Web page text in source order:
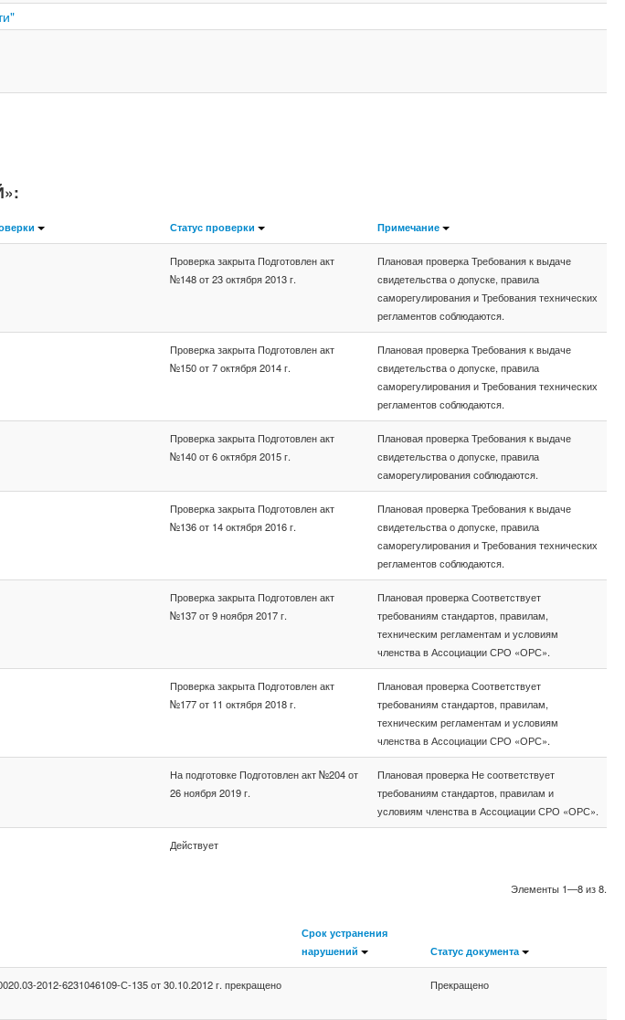
Статус проверки Примечание
Проверка закрыта Подготовлен акт
№148 от 23 октября 2013 г.
Плановая проверка Требования к выдаче
свидетельства о допуске, правила
саморегулирования и Требования технических
регламентов соблюдаются.
Проверка закрыта Подготовлен акт
№150 от 7 октября 2014 г.
Плановая проверка Требования к выдаче
свидетельства о допуске, правила
саморегулирования и Требования технических
регламентов соблюдаются.
Проверка закрыта Подготовлен акт
№140 от 6 октября 2015 г.
Плановая проверка Требования к выдаче
свидетельства о допуске, правила
саморегулирования соблюдаются.
Проверка закрыта Подготовлен акт
№136 от 14 октября 2016 г.
Плановая проверка Требования к выдаче
свидетельства о допуске, правила
саморегулирования и Требования технических
регламентов соблюдаются.
Проверка закрыта Подготовлен акт
№137 от 9 ноября 2017 г.
Плановая проверка Соответствует
требованиям стандартов, правилам,
техническим регламентам и условиям
членства в Ассоциации СРО «ОРС».
Проверка закрыта Подготовлен акт
№177 от 11 октября 2018 г.
Плановая проверка Соответствует
требованиям стандартов, правилам,
техническим регламентам и условиям
членства в Ассоциации СРО «ОРС».
На подготовке Подготовлен акт №204 от
26 ноября 2019 г.
Плановая проверка Не соответствует
требованиям стандартов, правилам и
условиям членства в Ассоциации СРО «ОРС».
Действует
Элементы 1—8 из 8.
Срок устранения
нарушений
Статус документа
2012-6231046109-С-135 от 30.10.2012 г. прекращено Прекращено